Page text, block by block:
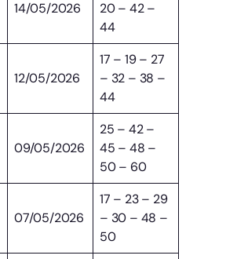
14/05/2026
20 – 42 –
44
12/05/2026
17 – 19 – 27
– 32 – 38 –
44
09/05/2026
25 – 42 –
45 – 48 –
50 – 60
07/05/2026
17 – 23 – 29
– 30 – 48 –
50